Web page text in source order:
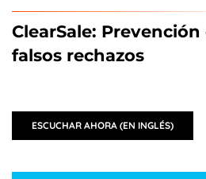
ClearSale:
falsos rechazos
ESCUCHAR AHORA (EN INGLÉS)